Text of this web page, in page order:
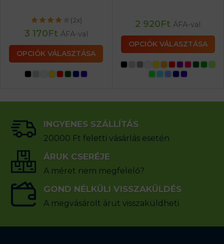
(2x)
3 170Ft ÁFA-val
OPCIÓK VÁLASZTÁSA
2 920Ft ÁFA-val
OPCIÓK VÁLASZTÁSA
INGYENES SZÁLLÍTÁS
20000 Ft feletti vásárlás esetén
ÁRUK CSERÉJE
A méret nem megfelelő?
GOND NÉLKÜLI VISSZAKÜLDÉS
A megvásárolt árut visszaküldheti